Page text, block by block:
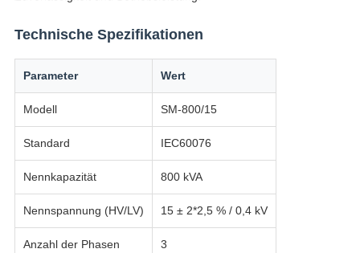
Technische Spezifikationen
Parameter Wert
Modell SM-800/15
Standard IEC60076
Nennkapazität 800 kVA
Nennspannung (HV/LV) 15 ± 2*2,5 % / 0,4 kV
Anzahl der Phasen 3